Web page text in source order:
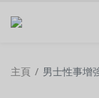
主頁 / 男士性事增